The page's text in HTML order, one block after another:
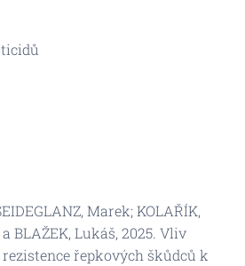
Marek; KOLAŘÍK,
BLAŽEK, Lukáš, 2025. Vliv
řepkových škůdců k